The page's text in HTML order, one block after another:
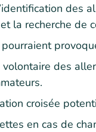
des
la recherche de
des
croisée
en cas de